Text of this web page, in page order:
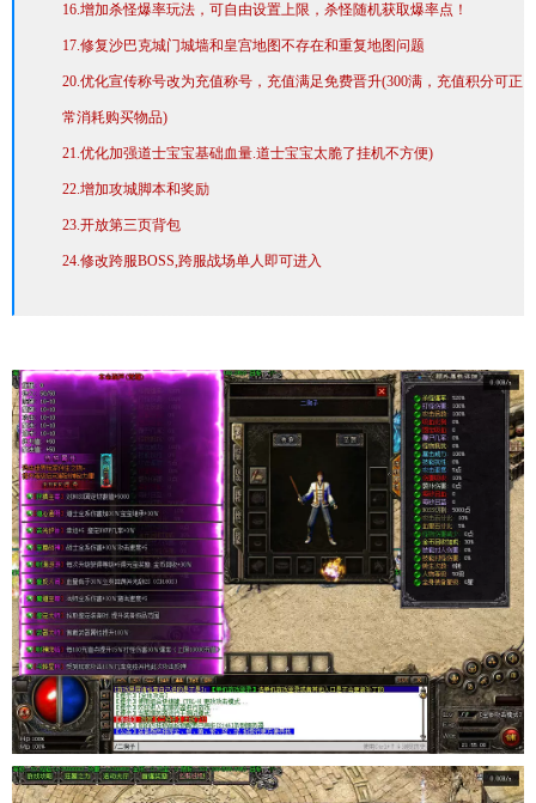
16.增加杀怪爆率玩法，可自由设置上限，杀怪随机获取爆率点！
17.修复沙巴克城门城墙和皇宫地图不存在和重复地图问题
20.优化宣传称号改为充值称号，充值满足免费晋升(300满，充值积分可正
常消耗购买物品)
21.优化加强道士宝宝基础血量.道士宝宝太脆了挂机不方便)
22.增加攻城脚本和奖励
23.开放第三页背包
24.修改跨服BOSS,跨服战场单人即可进入